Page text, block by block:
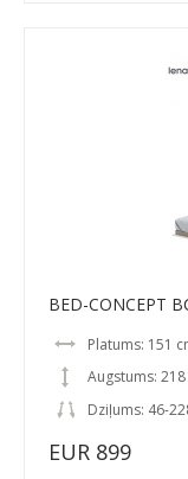
BED-CONCEPT
Platums: 151
Augstums:
Dziļums: 46-
EUR 899